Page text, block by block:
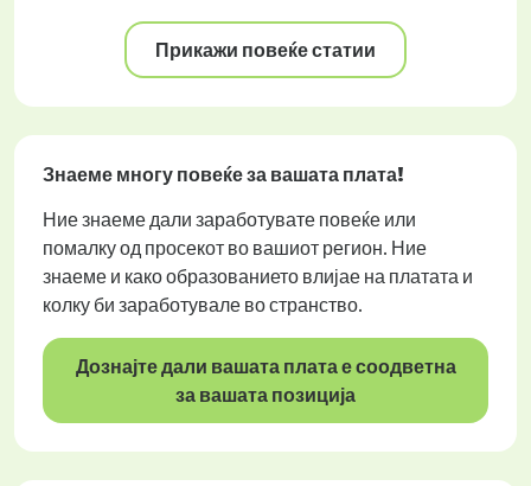
Прикажи повеќе статии
Знаеме многу повеќе за вашата плата!
Ние знаеме дали заработувате повеќе или
помалку од просекот во вашиот регион. Ние
знаеме и како образованието влијае на платата и
колку би заработувале во странство.
Дознајте дали вашата плата е соодветна
за вашата позиција